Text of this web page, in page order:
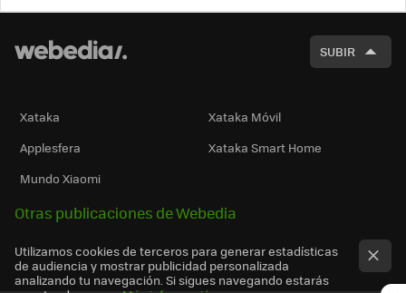
SUBIR
Xataka
Xataka Móvil
Applesfera
Xataka Smart Home
Mundo Xiaomi
Otras publicaciones de Webedia
Utilizamos cookies de terceros para generar estadísticas
de audiencia y mostrar publicidad personalizada
analizando tu navegación. Si sigues navegando estarás